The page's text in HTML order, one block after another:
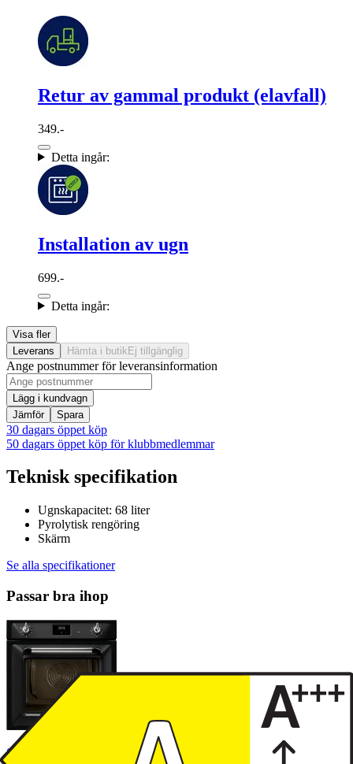
Retur av gammal produkt (elavfall)
349.-
Detta ingår:
Installation av ugn
699.-
Detta ingår:
Visa fler
Leverans
Hämta i butikEj tillgänglig
Ange postnummer för leveransinformation
Lägg i kundvagn
Jämför
Spara
30 dagars öppet köp
50 dagars öppet köp för klubbmedlemmar
Teknisk specifikation
Ugnskapacitet: 68 liter
Pyrolytisk rengöring
Skärm
Se alla specifikationer
Passar bra ihop
Smeg Victoria Inbyggnadsugn SOP6900TN (svart)